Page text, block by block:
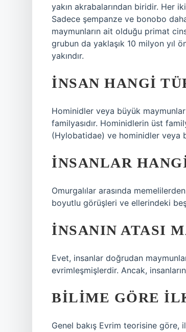
yakın akrabalarından biridir. Her
Sadece şempanze ve bonobo
maymunların ait olduğu primat
grubun da yaklaşık 10 milyon yıl
yakındır.
İNSAN HANGI
Hominidler veya büyük
familyasıdır. Hominidlerin üst
(Hylobatidae) ve hominidler veya
İNSANLAR
Omurgalılar arasında
boyutlu görüşleri ve ellerindeki beş
İNSANIN ATASI
Evet, insanlar doğrudan
evrimleşmişlerdir. Ancak,
BILIME GÖRE
Genel bakış Evrim teorisine